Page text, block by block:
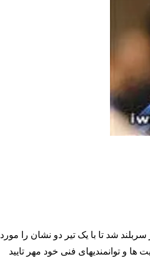
شد تا با یک تیر دو نشان را مورد
و توانمندیهای فنی خود مهر تایید